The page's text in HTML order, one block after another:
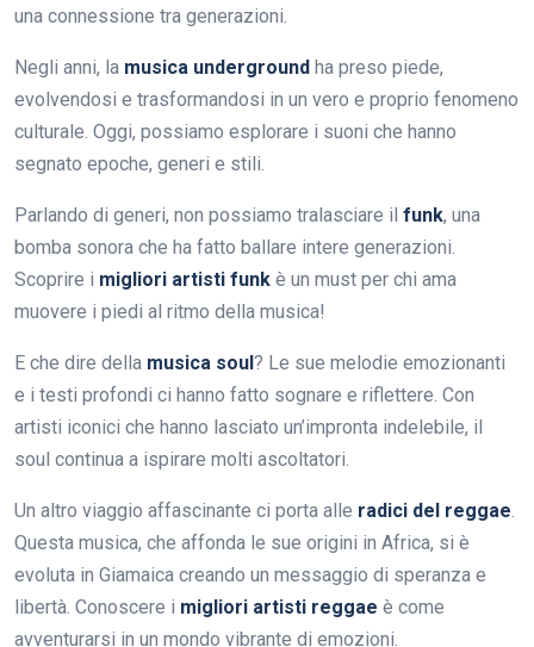
una connessione tra generazioni.
Negli anni, la musica underground ha preso piede,
evolvendosi e trasformandosi in un vero e proprio fenomeno
culturale. Oggi, possiamo esplorare i suoni che hanno
segnato epoche, generi e stili.
Parlando di generi, non possiamo tralasciare il funk, una
bomba sonora che ha fatto ballare intere generazioni.
Scoprire i migliori artisti funk è un must per chi ama
muovere i piedi al ritmo della musica!
E che dire della musica soul ? Le sue melodie emozionanti
e i testi profondi ci hanno fatto sognare e riflettere. Con
artisti iconici che hanno lasciato un’impronta indelebile, il
soul continua a ispirare molti ascoltatori.
Un altro viaggio affascinante ci porta alle radici del reggae.
Questa musica, che affonda le sue origini in Africa, si è
evoluta in Giamaica creando un messaggio di speranza e
libertà. Conoscere i migliori artisti reggae è come
avventurarsi in un mondo vibrante di emozioni.